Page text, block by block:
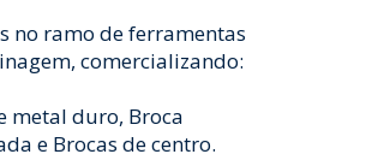
no ramo de ferramentas
comercializando:
metal duro, Broca
e Brocas de centro.